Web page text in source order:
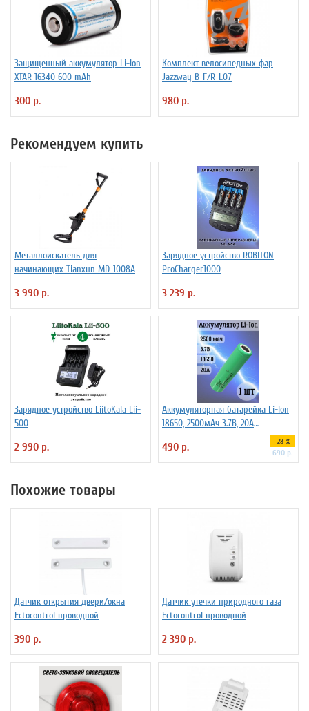
Защищенный аккумулятор Li-Ion
XTAR 16340 600 mAh
300 р.
Комплект велосипедных фар
Jazzway B-F/R-L07
980 р.
Рекомендуем купить
Металлоискатель для
начинающих Tianxun MD-1008A
3 990 р.
Зарядное устройство ROBITON
ProCharger1000
3 239 р.
Зарядное устройство LiitoKala Lii-
500
2 990 р.
Аккумуляторная батарейка Li-Ion
18650, 2500мАч 3.7В, 20A
490 р. -28 %
690 р.
Похожие товары
Датчик открытия двери/окна
Ectocontrol проводной
390 р.
Датчик утечки природного газа
Ectocontrol проводной
2 390 р.